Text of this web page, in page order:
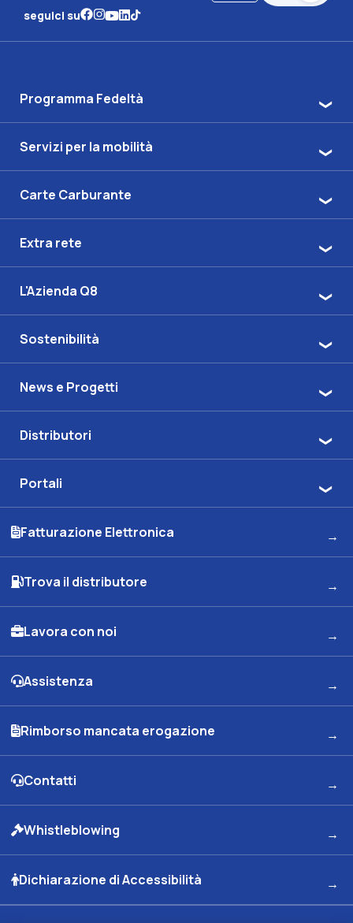
seguici su
Programma Fedeltà
Servizi per la mobilità
Carte Carburante
Extra rete
L'Azienda Q8
Sostenibilità
News e Progetti
Distributori
Portali
Fatturazione Elettronica
Trova il distributore
Lavora con noi
Assistenza
Rimborso mancata erogazione
Contatti
Whistleblowing
Dichiarazione di Accessibilità